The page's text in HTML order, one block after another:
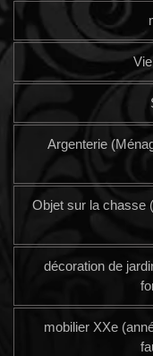
Argenterie
Objet sur la chasse
décoration de
mobilier XXe